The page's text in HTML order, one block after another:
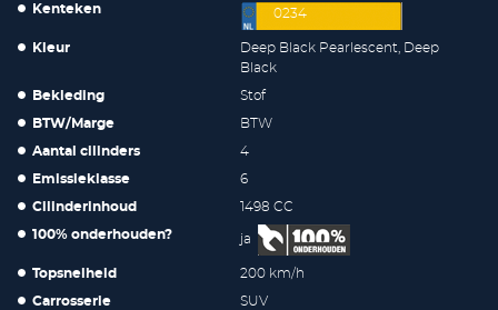
Kenteken 0234
Kleur
Deep Black Pearlescent, Deep
Black
Bekleding Stof
BTW/Marge BTW
Aantal cilinders 4
Emissieklasse 6
Cilinderinhoud 1498 CC
100% onderhouden? ja
Topsnelheid 200 km/h
Carrosserie SUV